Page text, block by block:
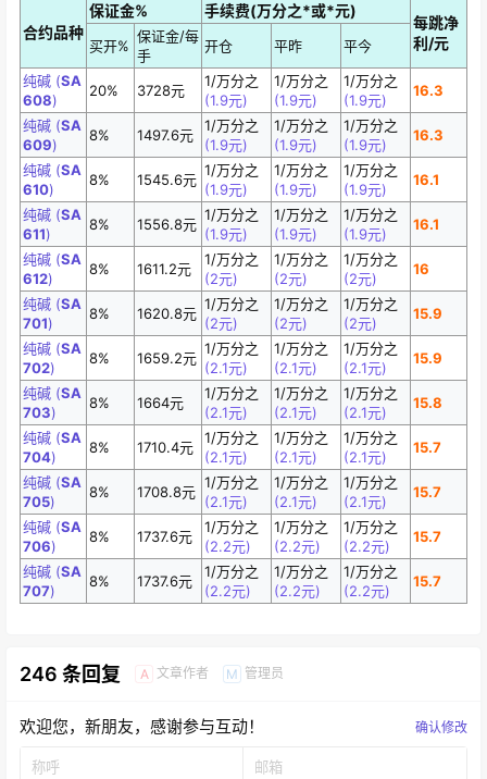
合约品种
保证金% 手续费(万分之*或*元)
每跳净
利/元
买开%
保证金/每
手
开仓 平昨
平今
纯碱 (SA
608)
20% 3728元
1/万分之
(1.9元)
1/万分之
(1.9元)
1/万分之
(1.9元)
16.3
纯碱 (SA
609)
8% 1497.6元
1/万分之
(1.9元)
1/万分之
(1.9元)
1/万分之
(1.9元)
16.3
纯碱 (SA
610)
8% 1545.6元
1/万分之
(1.9元)
1/万分之
(1.9元)
1/万分之
(1.9元)
16.1
纯碱 (SA
611)
8% 1556.8元
1/万分之
(1.9元)
1/万分之
(1.9元)
1/万分之
(1.9元)
16.1
纯碱 (SA
612)
8% 1611.2元
1/万分之
(2元)
1/万分之
(2元)
1/万分之
(2元)
16
纯碱 (SA
701)
8% 1620.8元
1/万分之
(2元)
1/万分之
(2元)
1/万分之
(2元)
15.9
纯碱 (SA
702)
8% 1659.2元
1/万分之
(2.1元)
1/万分之
(2.1元)
1/万分之
(2.1元)
15.9
纯碱 (SA
703)
8% 1664元
1/万分之
(2.1元)
1/万分之
(2.1元)
1/万分之
(2.1元)
15.8
纯碱 (SA
704)
8% 1710.4元
1/万分之
(2.1元)
1/万分之
(2.1元)
1/万分之
(2.1元)
15.7
纯碱 (SA
705)
8% 1708.8元
1/万分之
(2.1元)
1/万分之
(2.1元)
1/万分之
(2.1元)
15.7
纯碱 (SA
706)
8% 1737.6元
1/万分之
(2.2元)
1/万分之
(2.2元)
1/万分之
(2.2元)
15.7
纯碱 (SA
707)
8% 1737.6元
1/万分之
(2.2元)
1/万分之
(2.2元)
1/万分之
(2.2元)
15.7
246 条回复 A 文章作者 M 管理员
欢迎您，新朋友，感谢参与互动！ 确认修改